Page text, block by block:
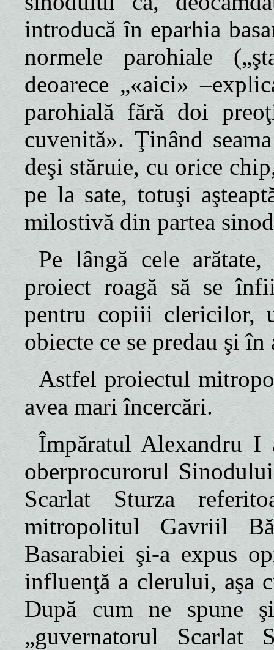
introducă în eparhia
normele parohiale
deoarece „«aici»–
parohială fără doi
cuvenită». Ţinând
deşi stăruie, cu orice
pe la sate, totuşi
milostivă din partea
Pe lângă cele
proiect roagă să se
pentru copiii clericilor,
obiecte ce se predau şi
Astfel proiectul
avea mari încercări.
Împăratul Alexandru
oberprocurorul
Scarlat Sturza
mitropolitul Gavriil
Basarabiei şi-a expus
influenţă a clerului, aşa
După cum ne spune
„guvernatorul Scarlat